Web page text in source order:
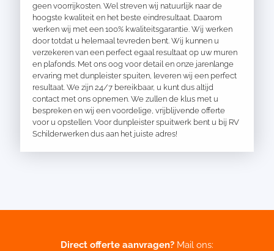
geen voorrijkosten. Wel streven wij natuurlijk naar de
hoogste kwaliteit en het beste eindresultaat. Daarom
werken wij met een 100% kwaliteitsgarantie. Wij werken
door totdat u helemaal tevreden bent. Wij kunnen u
verzekeren van een perfect egaal resultaat op uw muren
en plafonds. Met ons oog voor detail en onze jarenlange
ervaring met dunpleister spuiten, leveren wij een perfect
resultaat. We zijn 24/7 bereikbaar, u kunt dus altijd
contact met ons opnemen. We zullen de klus met u
bespreken en wij een voordelige, vrijblijvende offerte
voor u opstellen. Voor dunpleister spuitwerk bent u bij RV
Schilderwerken dus aan het juiste adres!
Direct offerte aanvragen? Mail ons: